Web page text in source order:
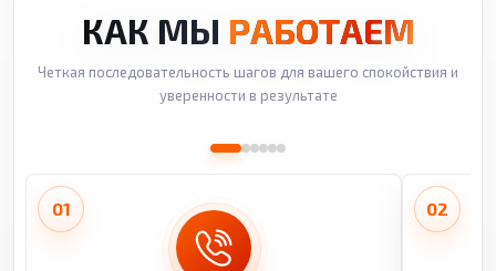
КАК МЫ РАБОТАЕМ
Четкая последовательность шагов для вашего спокойствия и
уверенности в результате
01 02